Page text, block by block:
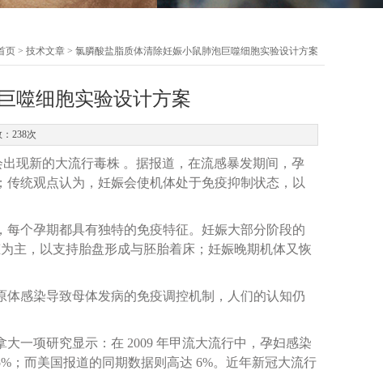
页 > 技术文章 > 氯膦酸盐脂质体清除妊娠小鼠肺泡巨噬细胞实验设计方案
噬细胞实验设计方案
238次
现新的大流行毒株 。据报道，在流感暴发期间，孕
统观点认为，妊娠会使机体处于免疫抑制状态，以
个孕期都具有独特的免疫特征。妊娠大部分阶段的
主，以支持胎盘形成与胚胎着床；妊娠晚期机体又恢
感染导致母体发病的免疫调控机制，人们的认知仍
一项研究显示：在 2009 年甲流大流行中，孕妇感染
；而美国报道的同期数据则高达 6%。近年新冠大流行